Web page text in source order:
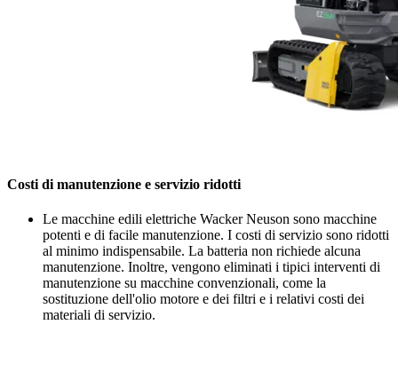
Costi di manutenzione e servizio ridotti
Le macchine edili elettriche Wacker Neuson sono macchine
potenti e di facile manutenzione. I costi di servizio sono ridotti
al minimo indispensabile. La batteria non richiede alcuna
manutenzione. Inoltre, vengono eliminati i tipici interventi di
manutenzione su macchine convenzionali, come la
sostituzione dell'olio motore e dei filtri e i relativi costi dei
materiali di servizio.